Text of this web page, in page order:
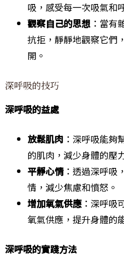
吸，感受每一次吸氣和
觀察自己的思想 ：當有
抗拒，靜靜地觀察它們
開。
深呼吸的技巧
深呼吸的益處
放鬆肌肉 ：深呼吸能夠
的肌肉，減少身體的壓
平靜心情：透過深呼吸
情，減少焦慮和憤怒。
增加氧氣供應：深呼吸
氧氣供應，提升身體的
深呼吸的實踐方法